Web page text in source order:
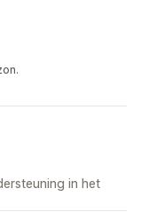
in het